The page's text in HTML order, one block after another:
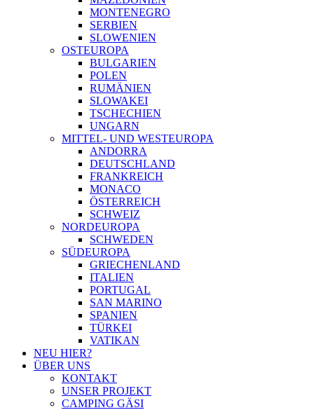
MONTENEGRO
SERBIEN
SLOWENIEN
OSTEUROPA
BULGARIEN
POLEN
RUMÄNIEN
SLOWAKEI
TSCHECHIEN
UNGARN
MITTEL- UND WESTEUROPA
ANDORRA
DEUTSCHLAND
FRANKREICH
MONACO
ÖSTERREICH
SCHWEIZ
NORDEUROPA
SCHWEDEN
SÜDEUROPA
GRIECHENLAND
ITALIEN
PORTUGAL
SAN MARINO
SPANIEN
TÜRKEI
VATIKAN
NEU HIER?
ÜBER UNS
KONTAKT
UNSER PROJEKT
CAMPING GÄSI